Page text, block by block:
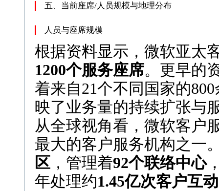
五、当前座席/人员规模与地理分布
人员与座席规模
根据资料显示，微软亚太
1200个服务座席。更早的
着来自21个不同国家的
映了业务量的持续扩张与
从全球视角看，微软客户
最大的客户服务机构之一
区 ，管理着92个联络中心
年处理约1.45亿次客户互动